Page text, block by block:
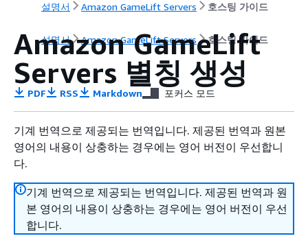
설명서 Amazon GameLift Servers 호스팅 가이드
설명서 Amazon GameLift Servers 호스팅 가이드
Amazon GameLift
Servers 별칭 생성
PDF RSS Markdown 포커스 모드
기계 번역으로 제공되는 번역입니다. 제공된 번역과 원본
영어의 내용이 상충하는 경우에는 영어 버전이 우선합니
다.
기계 번역으로 제공되는 번역입니다. 제공된 번역과 원
본 영어의 내용이 상충하는 경우에는 영어 버전이 우선
합니다.